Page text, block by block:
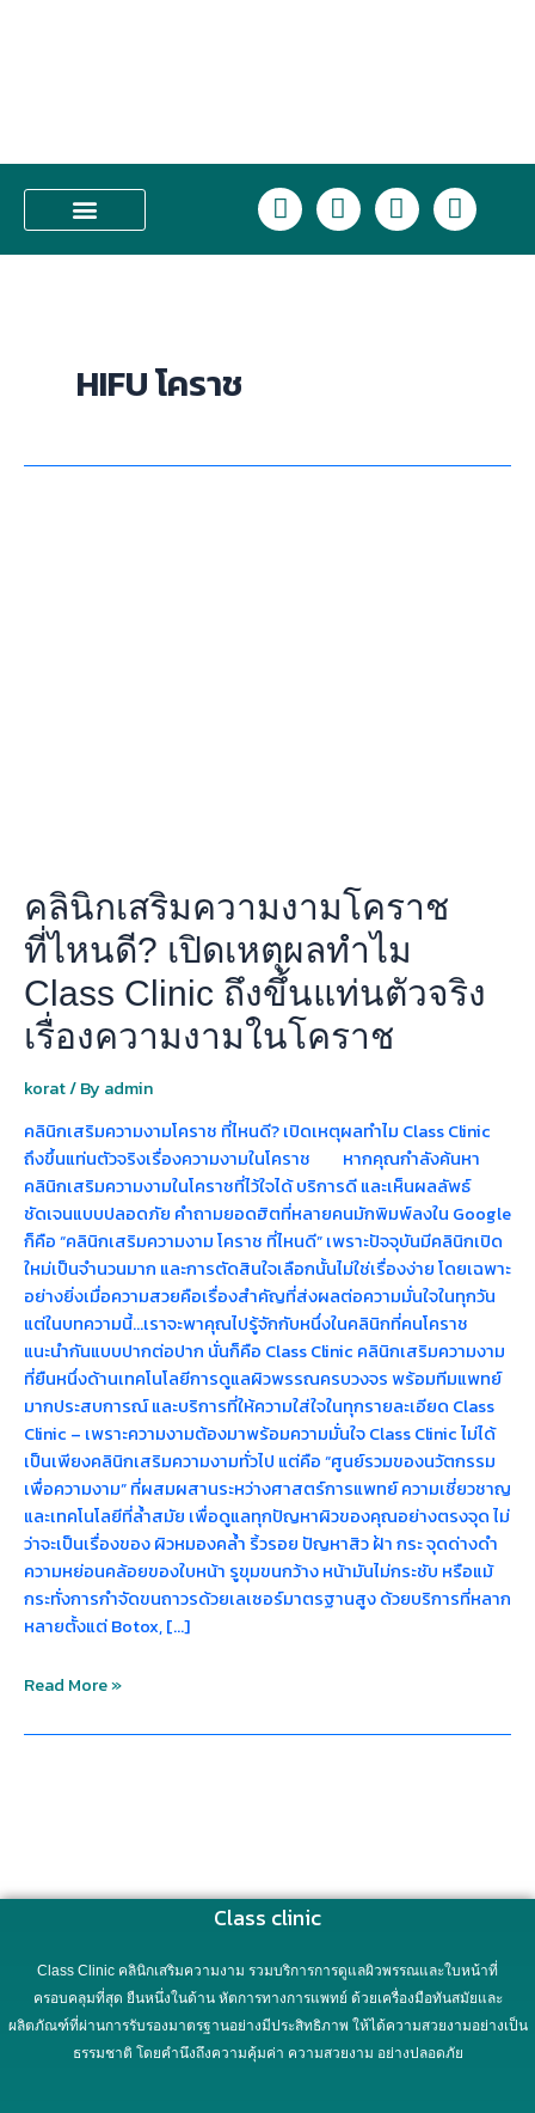
L
i
n
F
a
c
I
n
s
T
i
k
HIFU โคราช
คลินิกเสริมความงามโคราช
ที่ไหนดี? เปิดเหตุผลทำไม
Class Clinic ถึงขึ้นแท่นตัวจริง
เรื่องความงามในโคราช
korat/ By admin
คลินิกเสริมความงามโคราช ที่ไหนดี? เปิดเหตุผลทำไม Class Clinic
ถึงขึ้นแท่นตัวจริงเรื่องความงามในโคราช หากคุณกำลังค้นหา
คลินิกเสริมความงามในโคราชที่ไว้ใจได้ บริการดี และเห็นผลลัพธ์
ชัดเจนแบบปลอดภัย คำถามยอดฮิตที่หลายคนมักพิมพ์ลงใน Google
ก็คือ “คลินิกเสริมความงาม โคราช ที่ไหนดี” เพราะปัจจุบันมีคลินิกเปิด
ใหม่เป็นจำนวนมาก และการตัดสินใจเลือกนั้นไม่ใช่เรื่องง่าย โดยเฉพาะ
อย่างยิ่งเมื่อความสวยคือเรื่องสำคัญที่ส่งผลต่อความมั่นใจในทุกวัน
แต่ในบทความนี้…เราจะพาคุณไปรู้จักกับหนึ่งในคลินิกที่คนโคราช
แนะนำกันแบบปากต่อปาก นั่นก็คือ Class Clinic คลินิกเสริมความงาม
ที่ยืนหนึ่งด้านเทคโนโลยีการดูแลผิวพรรณครบวงจร พร้อมทีมแพทย์
มากประสบการณ์ และบริการที่ให้ความใส่ใจในทุกรายละเอียด Class
Clinic – เพราะความงามต้องมาพร้อมความมั่นใจ Class Clinic ไม่ได้
เป็นเพียงคลินิกเสริมความงามทั่วไป แต่คือ “ศูนย์รวมของนวัตกรรม
เพื่อความงาม” ที่ผสมผสานระหว่างศาสตร์การแพทย์ ความเชี่ยวชาญ
และเทคโนโลยีที่ล้ำสมัย เพื่อดูแลทุกปัญหาผิวของคุณอย่างตรงจุด ไม่
ว่าจะเป็นเรื่องของ ผิวหมองคล้ำ ริ้วรอย ปัญหาสิว ฝ้า กระ จุดด่างดำ
ความหย่อนคล้อยของใบหน้า รูขุมขนกว้าง หน้ามันไม่กระชับ หรือแม้
กระทั่งการกำจัดขนถาวรด้วยเลเซอร์มาตรฐานสูง ด้วยบริการที่หลาก
หลายตั้งแต่ Botox, […]
แท่น
ตัว
จริง
เรื่อง
ความ
งาม
โคราช
Read More »
Class clinic
Class Clinic คลินิกเสริมความงาม รวมบริการการดูแลผิวพรรณและใบหน้าที่
ครอบคลุมที่สุด ยืนหนึ่งในด้าน หัตการทางการแพทย์ ด้วยเครื่องมือทันสมัยและ
ผลิตภัณฑ์ที่ผ่านการรับรองมาตรฐานอย่างมีประสิทธิภาพ ให้ได้ความสวยงามอย่างเป็น
ธรรมชาติ โดยคำนึงถึงความคุ้มค่า ความสวยงาม อย่างปลอดภัย